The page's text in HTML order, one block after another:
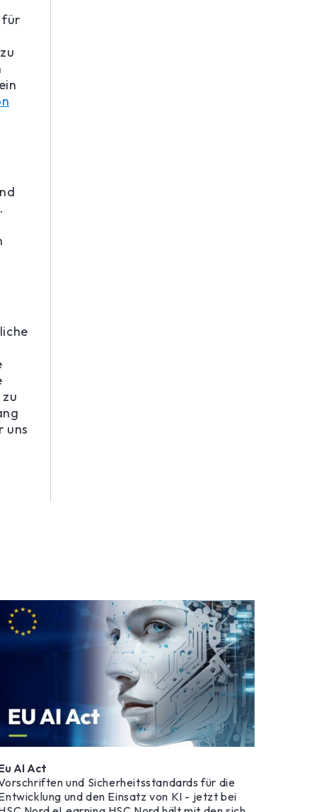
für
uns
AI Act
und Sicherheitsstandards für die
und den Einsatz von KI - jetzt bei